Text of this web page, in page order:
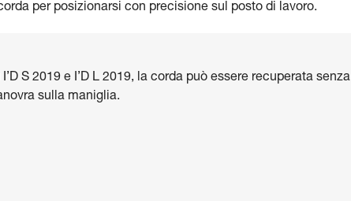
per posizionarsi con precisione sul posto di lavoro.
I’D S 2019 e I’D L 2019, la corda può essere recuperata senza
sulla maniglia.